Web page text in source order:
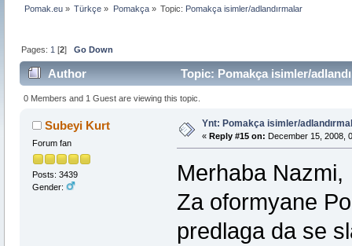
Pomak.eu » Türkçe » Pomakça» Topic: Pomakça isimler/adlandırmalar
Pages: 1 [2]Go Down
Author Topic: Pomakça isimler/
0 Members and 1 Guest are viewing this topic.
Subeyi Kurt
Forum fan
Posts: 3439
Gender:
Ynt: Pomakça isimler/
« Reply #15 on: December 15, 2008,
Merhaba Nazmi,
Za oformyane
predlaga da se